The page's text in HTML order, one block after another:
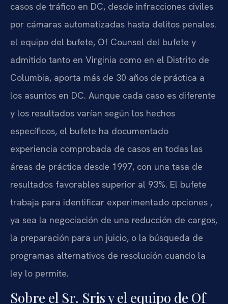
casos de tráfico en DC, desde infracciones civiles
por cámaras automatizadas hasta delitos penales.
el equipo del bufete, Of Counsel del bufete y
admitido tanto en Virginia como en el Distrito de
Columbia, aporta más de 30 años de práctica a
los asuntos en DC. Aunque cada caso es diferente
y los resultados varían según los hechos
específicos, el bufete ha documentado
experiencia comprobada de casos en todas las
áreas de práctica desde 1997, con una tasa de
resultados favorables superior al 93%. El bufete
trabaja para identificar experimentado opciones ,
ya sea la negociación de una reducción de cargos,
la preparación para un juicio, o la búsqueda de
programas alternativos de resolución cuando la
ley lo permite.
Sobre el Sr. Sris y el equipo de Of